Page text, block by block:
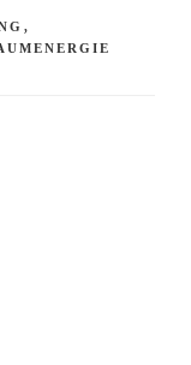
,